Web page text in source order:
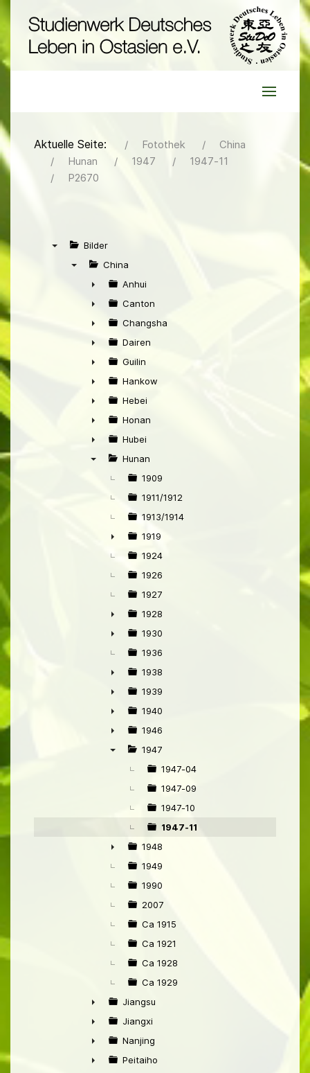
Aktuelle Seite: Fotothek
China
Hunan
1947
1947-11
P2670
Bilder
China
►
Anhui
►
Canton
►
Changsha
►
Dairen
►
Guilin
►
Hankow
►
Hebei
►
Honan
►
Hubei
Hunan
1909
1911/1912
1913/1914
►
1919
1924
1926
1927
►
1928
►
1930
1936
►
1938
►
1939
►
1940
►
1946
1947
1947-04
1947-09
1947-10
1947-11
►
1948
1949
1990
2007
Ca 1915
Ca 1921
Ca 1928
Ca 1929
►
Jiangsu
►
Jiangxi
►
Nanjing
Peitaiho